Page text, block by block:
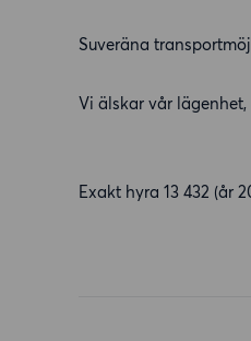
Suveräna
Vi älskar vår
Exakt hyra 13 432 (år